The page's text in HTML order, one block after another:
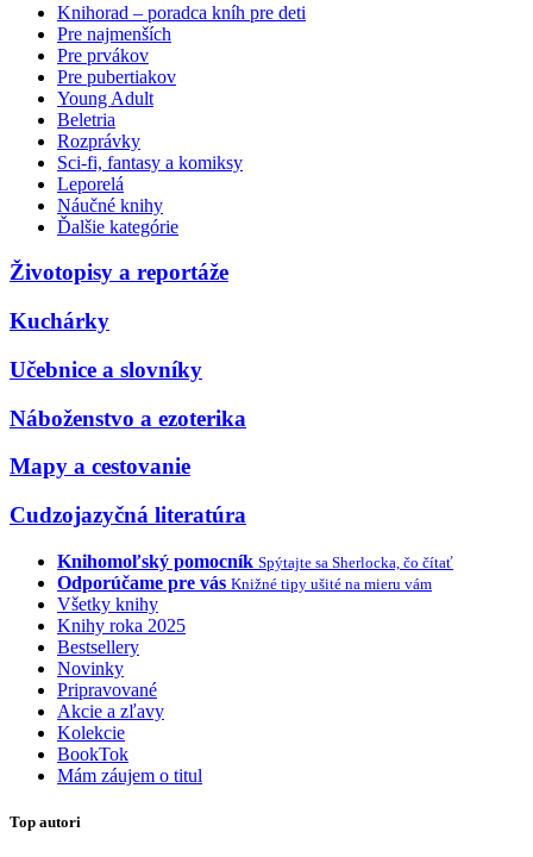
Knihorad – poradca kníh pre deti
Pre najmenších
Pre prvákov
Pre pubertiakov
Young Adult
Beletria
Rozprávky
Sci-fi, fantasy a komiksy
Leporelá
Náučné knihy
Ďalšie kategórie
Životopisy a reportáže
Kuchárky
Učebnice a slovníky
Náboženstvo a ezoterika
Mapy a cestovanie
Cudzojazyčná literatúra
Knihomoľský pomocník Spýtajte sa Sherlocka, čo čítať
Odporúčame pre vás Knižné tipy ušité na mieru vám
Všetky knihy
Knihy roka 2025
Bestsellery
Novinky
Pripravované
Akcie a zľavy
Kolekcie
BookTok
Mám záujem o titul
Top autori